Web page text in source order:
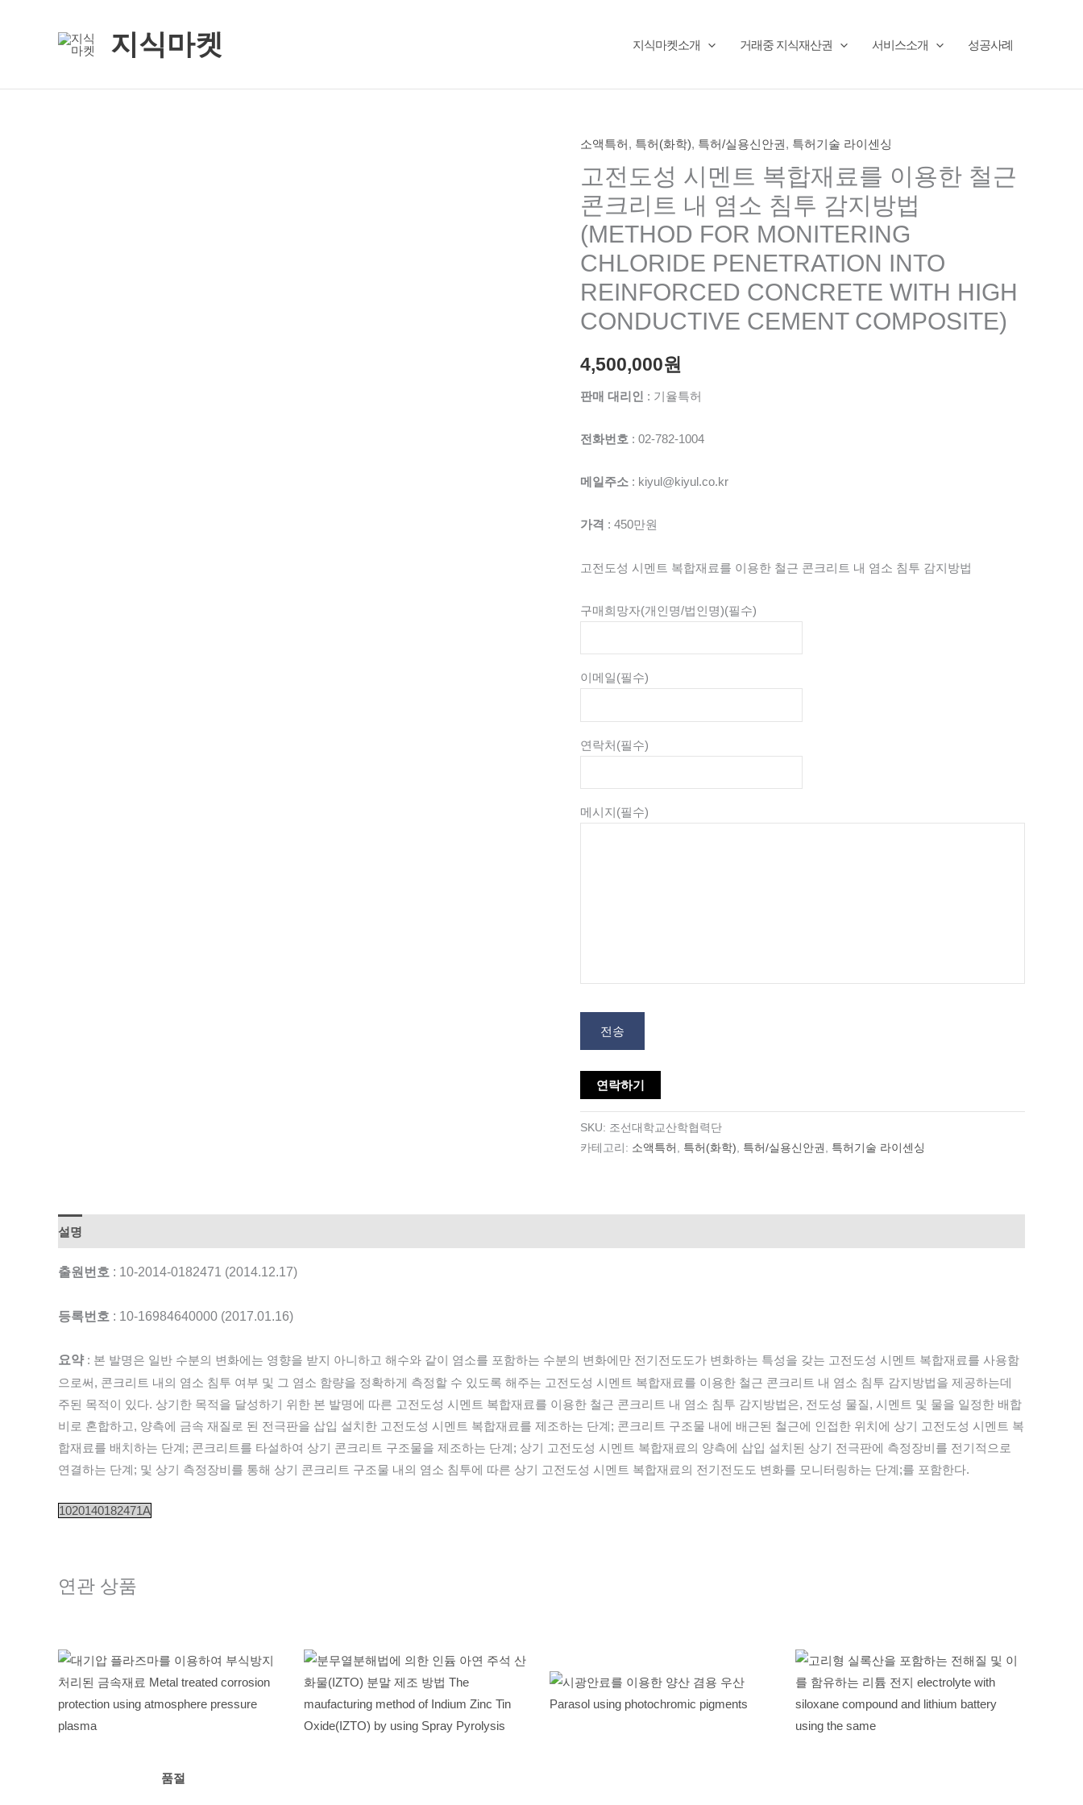
지식마켓 지식마켓소개 거래중 지식재산권 서비스소개 성공사례
소액특허, 특허(화학), 특허/실용신안권, 특허기술 라이센싱
고전도성 시멘트 복합재료를 이용한 철근
콘크리트 내 염소 침투 감지방법
(METHOD FOR MONITERING
CHLORIDE PENETRATION INTO
REINFORCED CONCRETE WITH HIGH
CONDUCTIVE CEMENT COMPOSITE)
4,500,000원
판매 대리인 : 기율특허
전화번호 : 02-782-1004
메일주소 : kiyul@kiyul.co.kr
가격 : 450만원
고전도성 시멘트 복합재료를 이용한 철근 콘크리트 내 염소 침투 감지방법
구매희망자(개인명/법인명)(필수)
이메일(필수)
연락처(필수)
메시지(필수)
전송
연락하기
SKU: 조선대학교산학협력단
카테고리: 소액특허 특허(화학) 특허/실용신안권 특허기술 라이센싱
설명
출원번호 : 10-2014-0182471 (2014.12.17)
등록번호 : 10-16984640000 (2017.01.16)
요약 : 본 발명은 일반 수분의 변화에는 영향을 받지 아니하고 해수와 같이 염소를 포함하는 수분의 변화에만 전기전도도가 변화하는 특성을 갖는 고전도성 시멘트 복합재료를 사용함
으로써, 콘크리트 내의 염소 침투 여부 및 그 염소 함량을 정확하게 측정할 수 있도록 해주는 고전도성 시멘트 복합재료를 이용한 철근 콘크리트 내 염소 침투 감지방법을 제공하는데
주된 목적이 있다. 상기한 목적을 달성하기 위한 본 발명에 따른 고전도성 시멘트 복합재료를 이용한 철근 콘크리트 내 염소 침투 감지방법은, 전도성 물질, 시멘트 및 물을 일정한 배합
비로 혼합하고, 양측에 금속 재질로 된 전극판을 삽입 설치한 고전도성 시멘트 복합재료를 제조하는 단계; 콘크리트 구조물 내에 배근된 철근에 인접한 위치에 상기 고전도성 시멘트 복
합재료를 배치하는 단계; 콘크리트를 타설하여 상기 콘크리트 구조물을 제조하는 단계; 상기 고전도성 시멘트 복합재료의 양측에 삽입 설치된 상기 전극판에 측정장비를 전기적으로
연결하는 단계; 및 상기 측정장비를 통해 상기 콘크리트 구조물 내의 염소 침투에 따른 상기 고전도성 시멘트 복합재료의 전기전도도 변화를 모니터링하는 단계;를 포함한다.
1020140182471A
연관 상품
품절